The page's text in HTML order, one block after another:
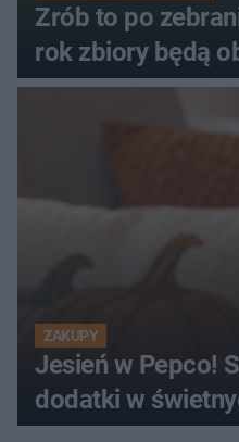
Zrób to po
rok zbiory będą
ZAKUPY
Jesień w Pepco!
dodatki w